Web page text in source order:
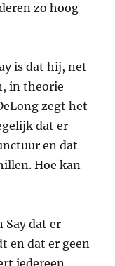
zo hoog
is dat hij, net
in theorie
zegt het
dat er
en dat
Hoe kan
Say dat er
en dat er geen